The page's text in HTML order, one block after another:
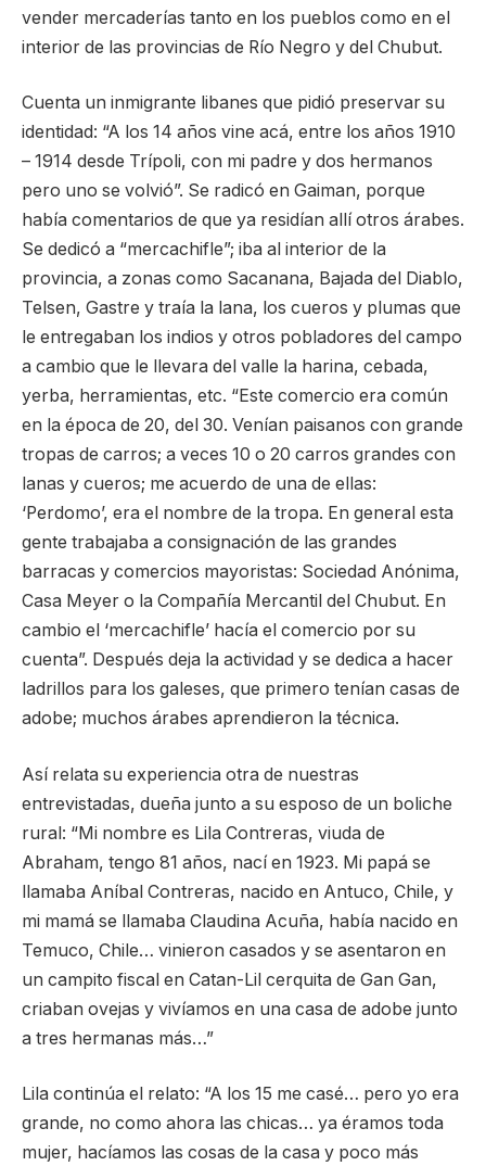
vender mercaderías tanto en los pueblos como en el
interior de las provincias de Río Negro y del Chubut.
Cuenta un inmigrante libanes que pidió preservar su
identidad: “A los 14 años vine acá, entre los años 1910
– 1914 desde Trípoli, con mi padre y dos hermanos
pero uno se volvió”. Se radicó en Gaiman, porque
había comentarios de que ya residían allí otros árabes.
Se dedicó a “mercachifle”; iba al interior de la
provincia, a zonas como Sacanana, Bajada del Diablo,
Telsen, Gastre y traía la lana, los cueros y plumas que
le entregaban los indios y otros pobladores del campo
a cambio que le llevara del valle la harina, cebada,
yerba, herramientas, etc. “Este comercio era común
en la época de 20, del 30. Venían paisanos con grande
tropas de carros; a veces 10 o 20 carros grandes con
lanas y cueros; me acuerdo de una de ellas:
‘Perdomo’, era el nombre de la tropa. En general esta
gente trabajaba a consignación de las grandes
barracas y comercios mayoristas: Sociedad Anónima,
Casa Meyer o la Compañía Mercantil del Chubut. En
cambio el ‘mercachifle’ hacía el comercio por su
cuenta”. Después deja la actividad y se dedica a hacer
ladrillos para los galeses, que primero tenían casas de
adobe; muchos árabes aprendieron la técnica.
Así relata su experiencia otra de nuestras
entrevistadas, dueña junto a su esposo de un boliche
rural: “Mi nombre es Lila Contreras, viuda de
Abraham, tengo 81 años, nací en 1923. Mi papá se
llamaba Aníbal Contreras, nacido en Antuco, Chile, y
mi mamá se llamaba Claudina Acuña, había nacido en
Temuco, Chile… vinieron casados y se asentaron en
un campito fiscal en Catan-Lil cerquita de Gan Gan,
criaban ovejas y vivíamos en una casa de adobe junto
a tres hermanas más…”
Lila continúa el relato: “A los 15 me casé… pero yo era
grande, no como ahora las chicas… ya éramos toda
mujer, hacíamos las cosas de la casa y poco más